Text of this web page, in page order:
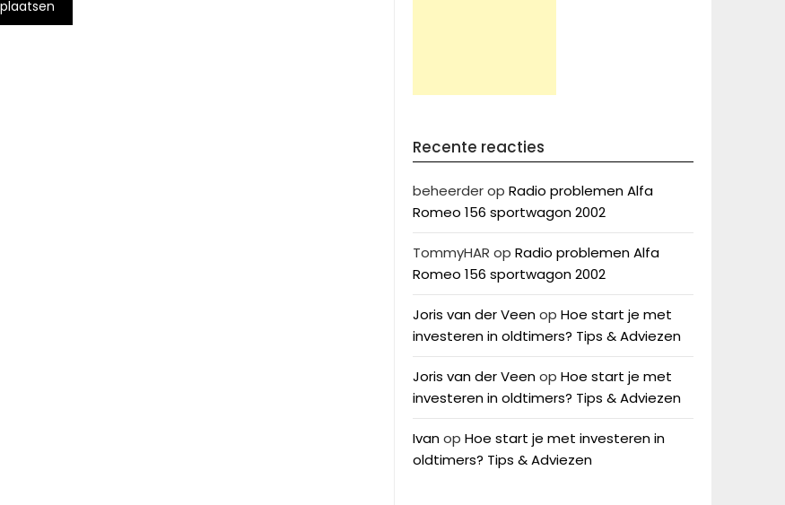
Recente reacties
beheerderop Radio problemen Alfa
Romeo 156 sportwagon 2002
TommyHAR op Radio problemen Alfa
Romeo 156 sportwagon 2002
Joris van der Veenop Hoe start je met
investeren in oldtimers? Tips & Adviezen
Joris van der Veenop Hoe start je met
investeren in oldtimers? Tips & Adviezen
Ivanop Hoe start je met investeren in
oldtimers? Tips & Adviezen